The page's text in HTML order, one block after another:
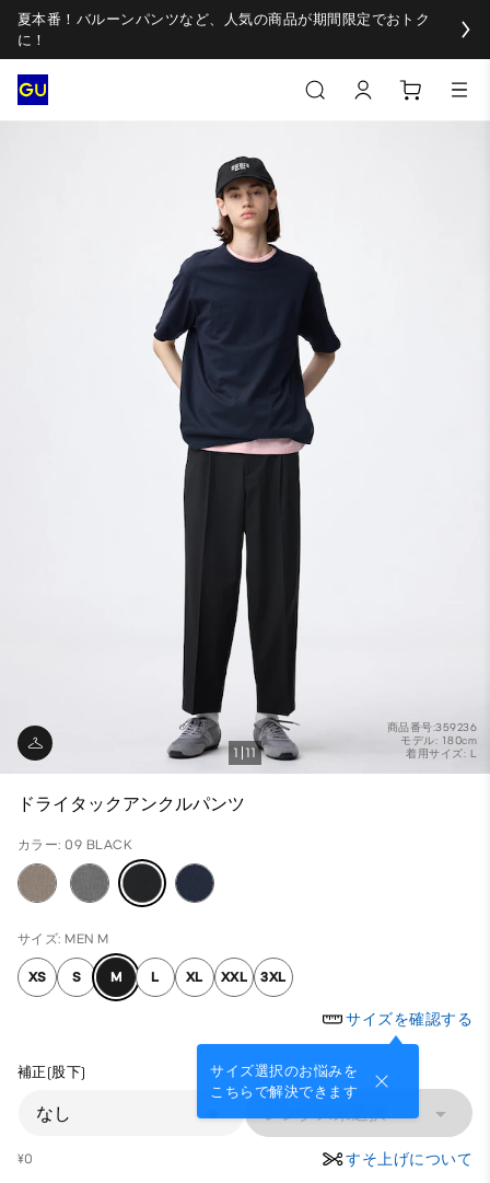
夏本番！バルーンパンツなど、人気の商品が期間限定でおトク
に！
商品番号:359236
モデル: 180cm
着用サイズ: L
1 11
ドライタックアンクルパンツ
カラー: 09 BLACK
サイズ: MEN M
XS S M L XL XXL 3XL
サイズを確認する
サイズ選択のお悩みを
こちらで解決できます
補正(股下)
なし レングス未選択
¥0 すそ上げについて